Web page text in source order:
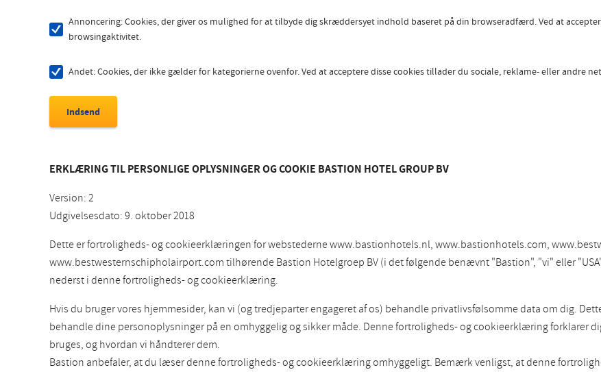
Annoncering: Cookies, der giver os mulighed for at tilbyde dig skræddersyet indhold baseret på din browseradfærd. Ved at
browsingaktivitet.
Andet: Cookies, der ikke gælder for kategorierne ovenfor. Ved at acceptere disse cookies tillader du sociale, reklame- eller andre
ERKLÆRING TIL PERSONLIGE OPLYSNINGER OG COOKIE BASTION HOTEL GROUP BV
Version: 2
Udgivelsesdato: 9. oktober 2018
Dette er fortroligheds- og cookieerklæringen for webstederne www.bastionhotels.nl, www.bastionhotels.com,
www.bestwesternschipholairport.com tilhørende Bastion Hotelgroep BV (i det følgende benævnt "Bastion", "vi" eller
nederst i denne fortroligheds- og cookieerklæring.
Hvis du bruger vores hjemmesider, kan vi (og tredjeparter engageret af os) behandle privatlivsfølsomme data om dig.
behandle dine personoplysninger på en omhyggelig og sikker måde. Denne fortroligheds- og cookieerklæring forklarer
bruges, og hvordan vi håndterer dem.
Bastion anbefaler, at du læser denne fortroligheds- og cookieerklæring omhyggeligt. Bemærk venligst, at denne